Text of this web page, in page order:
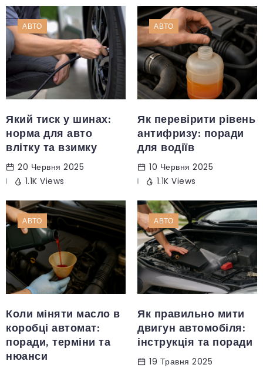
АВТО
Який тиск у шинах:
норма для авто
влітку та взимку
20 Червня 2025
1.1K Views
АВТО
Як перевірити рівень
антифризу: поради
для водіїв
10 Червня 2025
1.1K Views
АВТО
Коли міняти масло в
коробці автомат:
поради, терміни та
нюанси
АВТО
Як правильно мити
двигун автомобіля:
інструкція та поради
19 Травня 2025